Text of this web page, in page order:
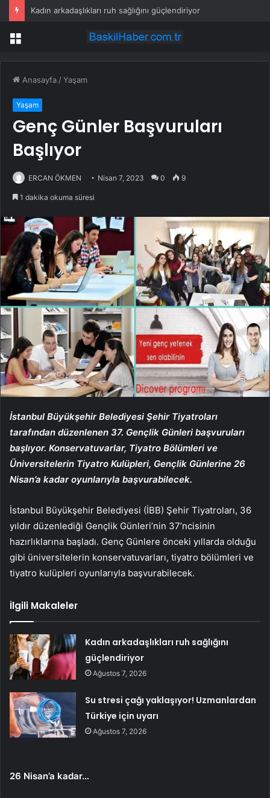
Kadın arkadaşlıkları ruh sağlığını güçlendiriyor
Menü
Anasayfa /Yaşam
Yaşam
Genç Günler Başvuruları
Başlıyor
ERCAN ÖKMEN Nisan 7, 2023 0 9
1 dakika okuma süresi
İstanbul Büyükşehir Belediyesi Şehir Tiyatroları
tarafından düzenlenen 37. Gençlik Günleri başvuruları
başlıyor. Konservatuvarlar, Tiyatro Bölümleri ve
Üniversitelerin Tiyatro Kulüpleri, Gençlik Günlerine 26
Nisan’a kadar oyunlarıyla başvurabilecek.
İstanbul Büyükşehir Belediyesi (İBB) Şehir Tiyatroları, 36
yıldır düzenlediği Gençlik Günleri’nin 37’ncisinin
hazırlıklarına başladı. Genç Günlere önceki yıllarda olduğu
gibi üniversitelerin konservatuvarları, tiyatro bölümleri ve
tiyatro kulüpleri oyunlarıyla başvurabilecek.
İlgili Makaleler
Kadın arkadaşlıkları ruh sağlığını
güçlendiriyor
Ağustos 7, 2026
Su stresi çağı yaklaşıyor! Uzmanlardan
Türkiye için uyarı
Ağustos 7, 2026
26 Nisan’a kadar…